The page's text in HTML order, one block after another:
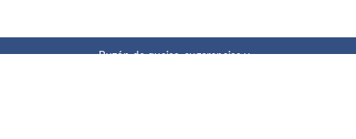
Buzón de quejas, sugerencias y